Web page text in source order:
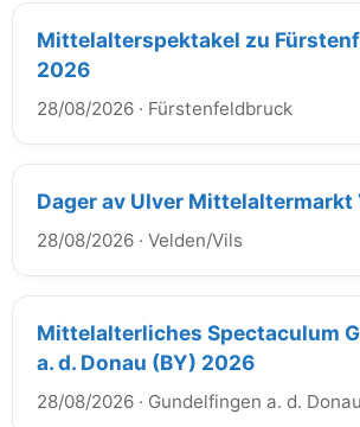
Mittelalterspektakel zu
2026
28/08/2026 · Fürstenfeldbruck
Dager av Ulver Mittelaltermarkt
28/08/2026 · Velden/Vils
Mittelalterliches Spectaculum
a. d. Donau (BY) 2026
28/08/2026 · Gundelfingen a. d. Donau